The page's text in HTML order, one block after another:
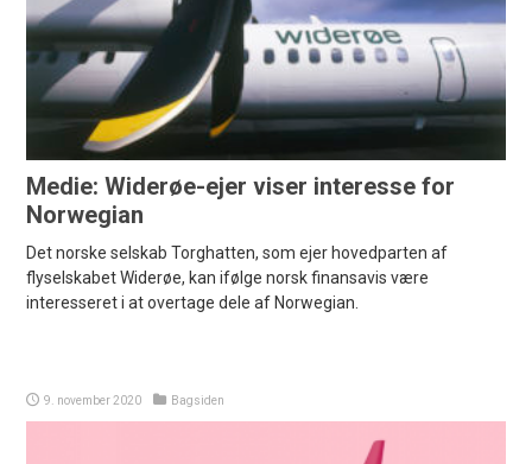
Medie: Widerøe-ejer viser interesse for
Norwegian
Det norske selskab Torghatten, som ejer hovedparten af
flyselskabet Widerøe, kan ifølge norsk finansavis være
interesseret i at overtage dele af Norwegian.
9. november 2020 Bagsiden